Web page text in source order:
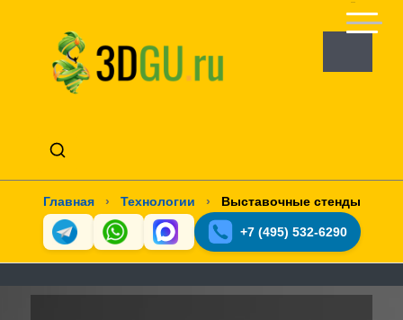
Главная › Технологии › Выставочные стенды
+7 (495) 532-6290